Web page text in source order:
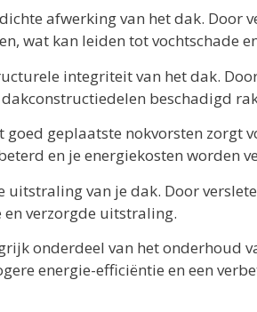
afwerking van het dak. Door
wat kan leiden tot vochtschade
integriteit van het dak.
beschadigd
geplaatste nokvorsten zorgt
en je energiekosten worden
van je dak. Door
en verzorgde uitstraling.
onderdeel van het onderhoud
energie-efficiëntie en een